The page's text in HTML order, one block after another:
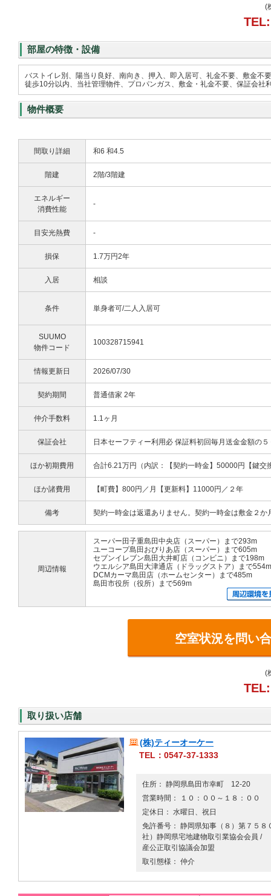
(
部屋の特徴・設備
バストイレ別、陽当り良好、南向き、押入、即入居可、礼金不要、敷金
徒歩10分以内、当社管理物件、プロパンガス、敷金・礼金不要、保証会社
物件概要
間取り詳細 和6 和4.5
階建 2階/3階建
エネルギー
消費性能
-
目安光熱費 -
損保 1.7万円2年
入居 相談
条件 単身者可/二人入居可
SUUMO
物件コード
100328715941
情報更新日 2026/07/30
契約期間 普通借家 2年
仲介手数料 1.1ヶ月
保証会社 日本セーフティー利用必 保証料初回毎月送金金額の
ほか初期費用 合計6.21万円（内訳：【契約一時金】50000円【鍵交
ほか諸費用 【町費】800円／月【更新料】11000円／２年
備考 契約一時金は返還ありません。契約一時金は敷金２
周辺情報
スーパー田子重島田中央店（スーパー）まで293m
ユーコープ島田おびりあ店（スーパー）まで605m
セブンイレブン島田大井町店（コンビニ）まで198m
ウエルシア島田大津通店（ドラッグストア）まで554m
DCMカーマ島田店（ホームセンター）まで485m
島田市役所（役所）まで569m
空室状況を問い
(
取り扱い店舗
(株)ティーオーケー
TEL：0547-37-1333
住所： 静岡県島田市幸町 12-20
営業時間： １０：００～１８：００
定休日： 水曜日、祝日
免許番号： 静岡県知事（８）第７５８
社）静岡県宅地建物取引業協会会員 /
産公正取引協議会加盟
取引態様： 仲介